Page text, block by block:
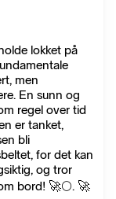
lokket på
men
En sunn og
regel over tid
er tanket,
bli
for det kan
og tror
bord! 🚀🌕. 🚀